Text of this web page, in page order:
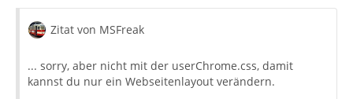
Zitat von MSFreak
... sorry, aber nicht mit der userChrome.css, damit
kannst du nur ein Webseitenlayout verändern.